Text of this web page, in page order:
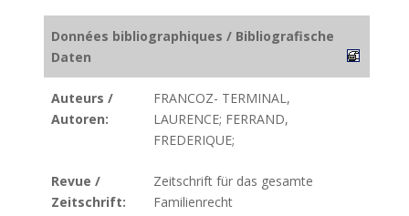
Données bibliographiques / Bibliografische
Daten
Auteurs /
Autoren:
FRANCOZ- TERMINAL,
LAURENCE; FERRAND,
FREDERIQUE;
Revue /
Zeitschrift:
Zeitschrift für das gesamte
Familienrecht